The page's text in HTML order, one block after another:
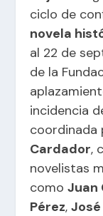
ciclo de
novela
al 22 de
de la
incidencia
coordinada
Cardador,
novelistas
comoJuan
Pérez,